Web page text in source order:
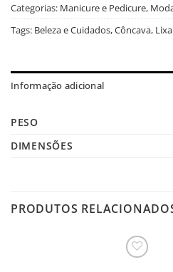
Categorias: Manicure e Pedicure,
Tags: Beleza e Cuidados,Côncava,
Informação adicional
PESO
DIMENSÕES
PRODUTOS